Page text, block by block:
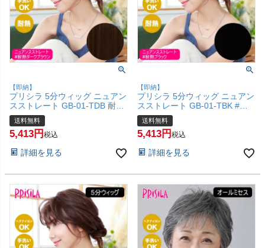
【即納】
プリシラ 5分ウィッグ ニュアン
スストレート GB-01-TDB 耐熱
ダークブラウン 【頭頂部カバー
五分ウィッグ 部分ウィッグ 地
毛を生かす 自然 簡単 お手軽 初
(6057712)
送料無料
5,413 税込
詳細を見る
【即納】
プリシラ 5分ウィッグ ニュアン
スストレート GB-01-TBK #耐
熱ブラック 【頭頂部カバー 五
分ウィッグ 部分ウィッグ 地毛
を生かす 自然 簡単 お手軽 初心
(6057711)
送料無料
5,413 税込
詳細を見る